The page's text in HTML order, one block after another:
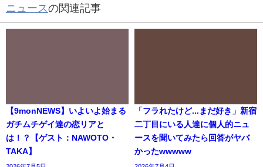
ニュースの関連記事
【9monNEWS】いよいよ始まる
ガチムチゲイ達の恋リアと
は！？【ゲスト：NAWOTO・
TAKA】
「フラれたけど...まだ好き」新宿
二丁目にいる人達に個人的ニュ
ースを聞いてみたら回答がヤバ
かったwwwww